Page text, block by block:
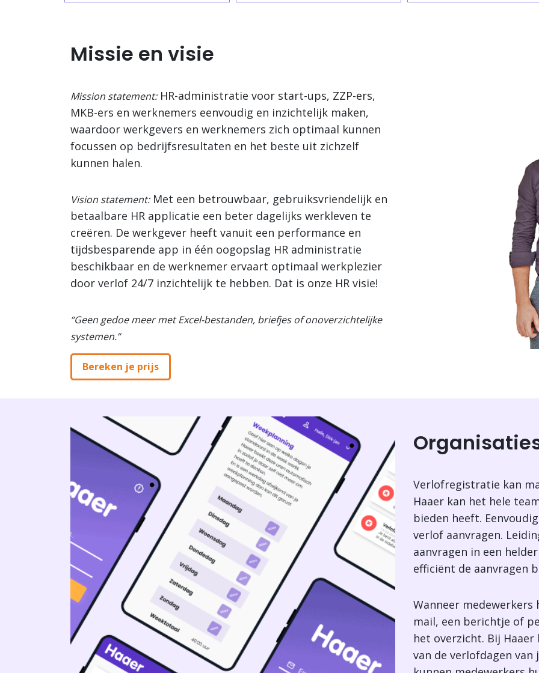
Missie en visie
Mission statement:HR-administratie voor start-ups, ZZP-ers,
MKB-ers en werknemers eenvoudig en inzichtelijk maken,
waardoor werkgevers en werknemers zich optimaal kunnen
focussen op bedrijfsresultaten en het beste uit zichzelf
kunnen halen.
Vision statement:Met een betrouwbaar, gebruiksvriendelijk en
betaalbare HR applicatie een beter dagelijks werkleven te
creëren. De werkgever heeft vanuit een performance en
tijdsbesparende app in één oogopslag HR administratie
beschikbaar en de werknemer ervaart optimaal werkplezier
door verlof 24/7 inzichtelijk te hebben. Dat is onze HR visie!
“Geen gedoe meer met Excel-bestanden, briefjes of onoverzichtelijke
systemen.”
Bereken je prijs
Verlofregistratie kan
Haaer kan het hele
bieden heeft.
verlof aanvragen.
aanvragen in een
efficiënt de aanvragen
Wanneer
mail, een berichtje of
het overzicht. Bij
van de verlofdagen